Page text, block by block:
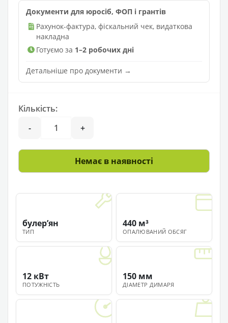
Документи для юросіб, ФОП і грантів
Рахунок-фактура, фіскальний чек, видаткова
накладна
Готуємо за 1–2 робочих дні
Детальніше про документи →
Кількість:
-
+
Немає в наявності
ТИП
булерʼян
ОПАЛЮВАНИЙ ОБСЯГ
440 м³
ПОТУЖНІСТЬ
12 кВт
ДІАМЕТР ДИМАРЯ
150 мм